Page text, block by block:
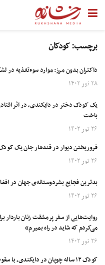
برچسب:کودکان
داکتران بدون مرز: موارد سوءتغذیه در
۲۸ ثور ۱۴۰۲
یک کودک دختر در دایکندی، در اثر
باخت
۲۶ ثور ۱۴۰۲
فروریختن دیوار در قندهار جان یک
۲۶ ثور ۱۴۰۲
بدترین فجایع بشردوستانه‌ی جهان در
۲۶ ثور ۱۴۰۲
روایت‌هایی از سفر پرمشقت زنان‌ باردار
می‌کردم که شاید در راه بمیرم»
۲۶ ثور ۱۴۰۲
کودک ۱۲ ساله چوپان در دایکندی، با سقوط از صخره جان باخت